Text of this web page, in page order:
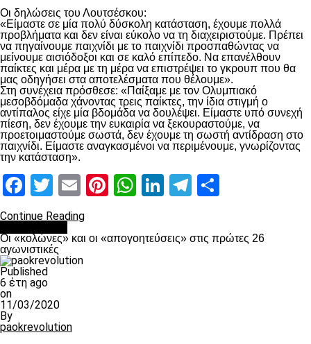
Οι δηλώσεις του Λουτσέσκου:
«Είμαστε σε μία πολύ δύσκολη κατάσταση, έχουμε πολλά
προβλήματα και δεν είναι εύκολο να τη διαχειριστούμε. Πρέπει
να πηγαίνουμε παιχνίδι με το παιχνίδι προσπαθώντας να
μείνουμε αισιόδοξοι και σε καλό επίπεδο. Να επανέλθουν
παίκτες και μέρα με τη μέρα να επιστρέψει το γκρουπ που θα
μας οδηγήσει στα αποτελέσματα που θέλουμε».
Στη συνέχεια πρόσθεσε: «Παίξαμε με τον Ολυμπιακό
μεσοβδόμαδα χάνοντας τρεις παίκτες, την ίδια στιγμή ο
αντίπαλος είχε μία βδομάδα να δουλέψει. Είμαστε υπό συνεχή
πίεση, δεν έχουμε την ευκαιρία να ξεκουραστούμε, να
προετοιμαστούμε σωστά, δεν έχουμε τη σωστή αντίδραση στο
παιχνίδι. Είμαστε αναγκασμένοι να περιμένουμε, γνωρίζοντας
την κατάσταση».
Facebook
Twitter
EmailPinterest
WhatsApp
LinkedIn
Telegram
Continue Reading
Οι «κολώνες» και οι «απογοητεύσεις» στις πρώτες 26
αγωνιστικές
Published
6 έτη ago
on
11/03/2020
By
paokrevolution